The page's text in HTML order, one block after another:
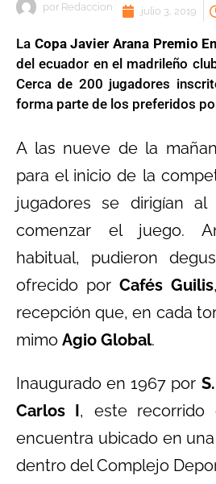
por Redaccion julio 3, 2019
La Copa Javier Arana Premio
del ecuador en el madrileño
Cerca de 200 jugadores
forma parte de los preferidos
A las nueve de la
para el inicio de la
jugadores se dirigían al
comenzar el juego.
habitual, pudieron
ofrecido por Cafés Guilis
recepción que, en cada
mimo Agio Global.
Inaugurado en 1967 por
Carlos I, este recorrido
encuentra ubicado en
dentro del Complejo